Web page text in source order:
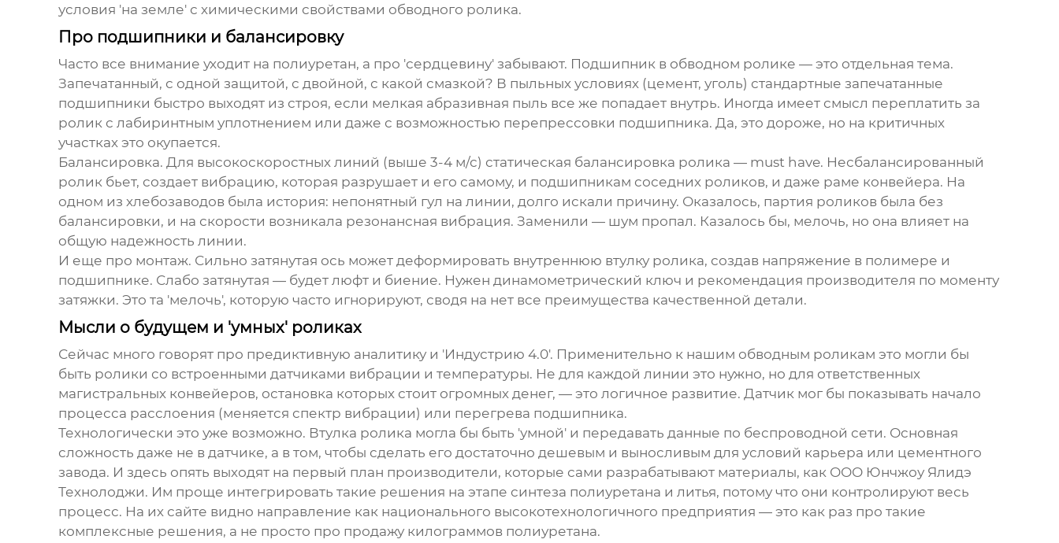
условия 'на земле' с химическими свойствами обводного ролика.
Про подшипники и балансировку
Часто все внимание уходит на полиуретан, а про 'сердцевину' забывают. Подшипник в обводном ролике — это отдельная тема.
Запечатанный, с одной защитой, с двойной, с какой смазкой? В пыльных условиях (цемент, уголь) стандартные запечатанные
подшипники быстро выходят из строя, если мелкая абразивная пыль все же попадает внутрь. Иногда имеет смысл переплатить за
ролик с лабиринтным уплотнением или даже с возможностью перепрессовки подшипника. Да, это дороже, но на критичных
участках это окупается.
Балансировка. Для высокоскоростных линий (выше 3-4 м/с) статическая балансировка ролика — must have. Несбалансированный
ролик бьет, создает вибрацию, которая разрушает и его самому, и подшипникам соседних роликов, и даже раме конвейера. На
одном из хлебозаводов была история: непонятный гул на линии, долго искали причину. Оказалось, партия роликов была без
балансировки, и на скорости возникала резонансная вибрация. Заменили — шум пропал. Казалось бы, мелочь, но она влияет на
общую надежность линии.
И еще про монтаж. Сильно затянутая ось может деформировать внутреннюю втулку ролика, создав напряжение в полимере и
подшипнике. Слабо затянутая — будет люфт и биение. Нужен динамометрический ключ и рекомендация производителя по моменту
затяжки. Это та 'мелочь', которую часто игнорируют, сводя на нет все преимущества качественной детали.
Мысли о будущем и 'умных' роликах
Сейчас много говорят про предиктивную аналитику и 'Индустрию 4.0'. Применительно к нашим обводным роликам это могли бы
быть ролики со встроенными датчиками вибрации и температуры. Не для каждой линии это нужно, но для ответственных
магистральных конвейеров, остановка которых стоит огромных денег, — это логичное развитие. Датчик мог бы показывать начало
процесса расслоения (меняется спектр вибрации) или перегрева подшипника.
Технологически это уже возможно. Втулка ролика могла бы быть 'умной' и передавать данные по беспроводной сети. Основная
сложность даже не в датчике, а в том, чтобы сделать его достаточно дешевым и выносливым для условий карьера или цементного
завода. И здесь опять выходят на первый план производители, которые сами разрабатывают материалы, как ООО Юнчжоу Ялидэ
Технолоджи. Им проще интегрировать такие решения на этапе синтеза полиуретана и литья, потому что они контролируют весь
процесс. На их сайте видно направление как национального высокотехнологичного предприятия — это как раз про такие
комплексные решения, а не просто про продажу килограммов полиуретана.